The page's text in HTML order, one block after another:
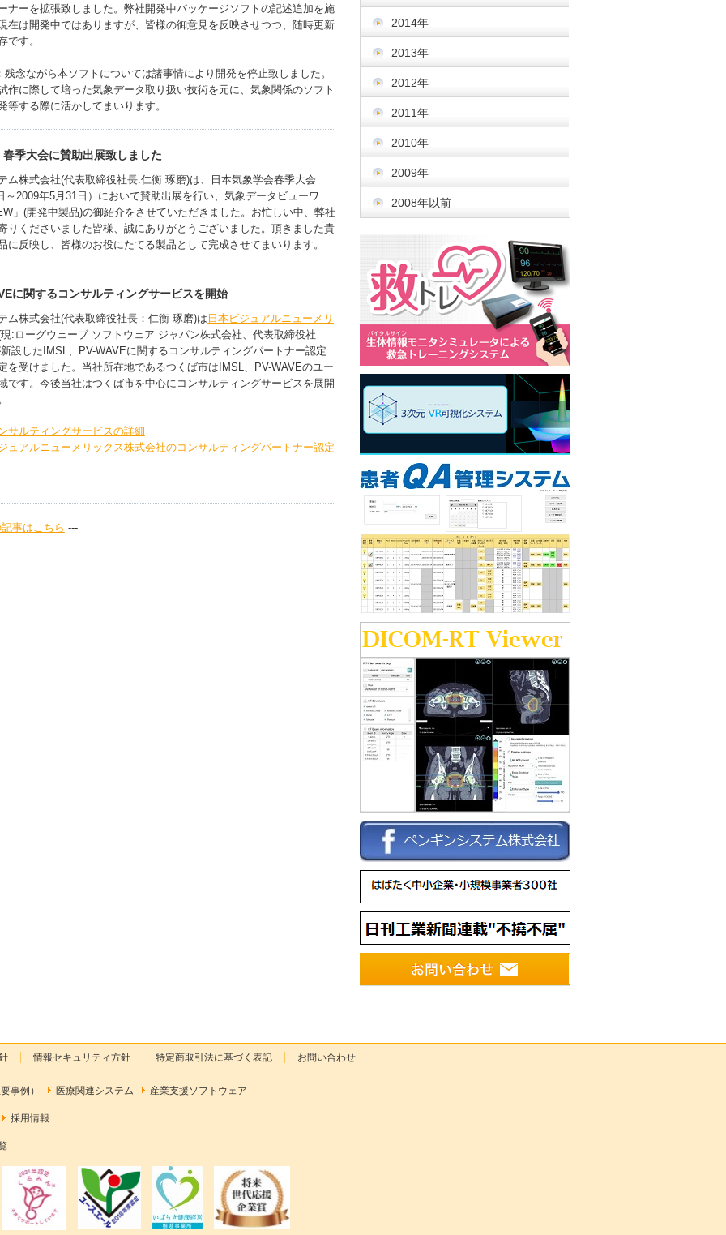
ナーを拡張致しました。弊社開発中パッケージソフトの記述追加を施
在は開発中ではありますが、皆様の御意見を反映させつつ、随時更新
です。
残念ながら本ソフトについては諸事情により開発を停止致しました。
作に際して培った気象データ取り扱い技術を元に、気象関係のソフト
等する際に活かしてまいります。
季大会に賛助出展致しました
ム株式会社(代表取締役社長:仁衡 琢磨)は、日本気象学会春季大会
～2009年5月31日）において賛助出展を行い、気象データビューワ
」(開発中製品)の御紹介をさせていただきました。お忙しい中、弊社
りくださいました皆様、誠にありがとうございました。頂きました貴
に反映し、皆様のお役にたてる製品として完成させてまいります。
に関するコンサルティングサービスを開始
ム株式会社(代表取締役社長：仁衡 琢磨)は 日本ビジュアルニューメリ
:ローグウェーブ ソフトウェア ジャパン株式会社、代表取締役社
設したIMSL、PV-WAVEに関するコンサルティングパートナー認定
を受けました。当社所在地であるつくば市はIMSL、PV-WAVEのユー
です。今後当社はつくば市を中心にコンサルティングサービスを展開
サルティングサービスの詳細
ュアルニューメリックス株式会社のコンサルティングパートナー認定
事はこちら ---
2014年
2013年
2012年
2011年
2010年
2009年
2008年以前
情報セキュリティ方針 特定商取引法に基づく表記 お問い合わせ
事例） 医療関連システム 産業支援ソフトウェア
採用情報